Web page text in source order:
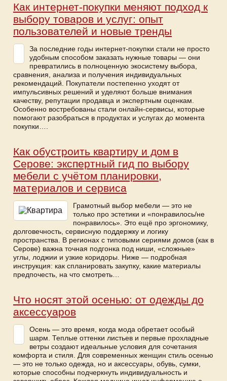
Как интернет-покупки меняют подход к
выбору товаров и услуг: опыт
пользователей и новые тренды
За последние годы интернет-покупки стали не просто
удобным способом заказать нужные товары — они
превратились в полноценную экосистему выбора,
сравнения, анализа и получения индивидуальных
рекомендаций. Покупатели постепенно уходят от
импульсивных решений и уделяют больше внимания
качеству, репутации продавца и экспертным оценкам.
Особенно востребованы стали онлайн-сервисы, которые
помогают разобраться в продуктах и услугах до момента
покупки….
Как обустроить квартиру и дом в
Серове: экспертный гид по выбору
мебели с учётом планировки,
материалов и сервиса
Грамотный выбор мебели — это не
только про эстетики и «понравилось/не
понравилось». Это ещё про эргономику,
долговечность, сервисную поддержку и логику
пространства. В регионах с типовыми сериями домов (как в
Серове) важна точная подгонка под ниши, «сложные»
углы, лоджии и узкие коридоры. Ниже — подробная
инструкция: как спланировать закупку, какие материалы
предпочесть, на что смотреть…
Что носят этой осенью: от одежды до
аксессуаров
Осень — это время, когда мода обретает особый
шарм. Теплые оттенки листьев и первые прохладные
ветры создают идеальные условия для сочетания
комфорта и стиля. Для современных женщин стиль осенью
— это не только одежда, но и аксессуары, обувь, сумки,
которые способны подчеркнуть индивидуальность и